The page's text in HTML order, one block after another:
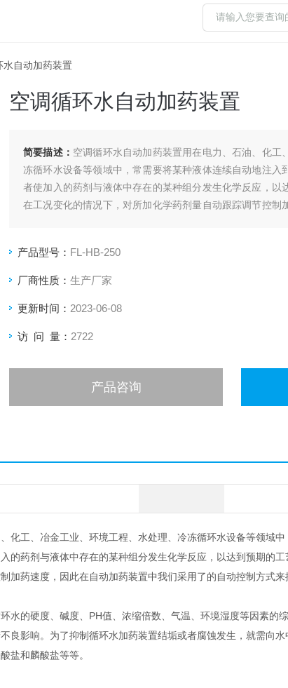
自动加药装置
空调循环水自动加药装置
简要描述： 空调循环水自动加药装置用在电力、石油、化工
冻循环水设备等领域中，常需要将某种液体连续自动地注入
者使加入的药剂与液体中存在的某种组分发生化学反应，以
在工况变化的情况下，对所加化学药剂量自动跟踪调节控制
产品型号： FL-HB-250
厂商性质： 生产厂家
更新时间： 2023-06-08
访 问 量： 2722
产品咨询
化工、冶金工业、环境工程、水处理、冷冻循环水设备等领域
的药剂与液体中存在的某种组分发生化学反应，以达到预期的
加药速度，因此在自动加药装置中我们采用了的自动控制方式来
水的硬度、碱度、PH值、浓缩倍数、气温、环境湿度等因素的
良影响。为了抑制循环水加药装置结垢或者腐蚀发生，就需向
盐和麟酸盐等等。